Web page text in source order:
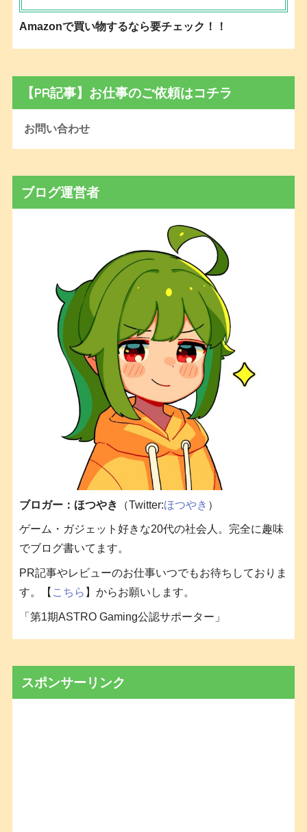
Amazonで買い物するなら要チェック！！
【PR記事】お仕事のご依頼はコチラ
お問い合わせ
ブログ運営者
ブロガー：ほつやき （Twitter:ほつやき ）
ゲーム・ガジェット好きな20代の社会人。完全に趣味
でブログ書いてます。
PR記事やレビューのお仕事いつでもお待ちしておりま
す。【 こちら 】からお願いします。
「第1期ASTRO Gaming公認サポーター」
スポンサーリンク